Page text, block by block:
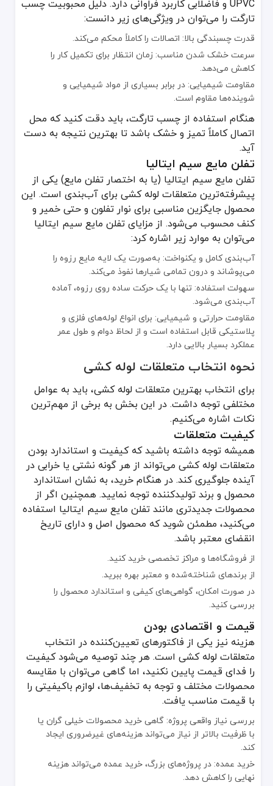
UPVC و فاضلابی کاربرد فراوانی دارد. دلیل محبوبیت چسب
تارگت را می‌توان در ویژگی‌های زیر دانست:
قدرت چسبندگی بالا: اتصالات را کاملاً محکم می‌کند.
سرعت خشک شدن مناسب: زمان انتظار برای تکمیل کار را
کاهش می‌دهد.
مقاومت شیمیایی: در برابر بسیاری از مواد شیمیایی و
شوینده‌ها مقاوم است.
هنگام استفاده از چسب تارگت، باید دقت کنید که محل
اتصال کاملاً تمیز و خشک باشد تا بهترین نتیجه به دست
آید.
تفلن مایع سیم ایتالیا
تفلن مایع سیم ایتالیا (یا به اختصار تفلن مایع) یکی از
پیشرفته‌ترین متعلقات لوله کشی برای آب‌بندی است. این
محصول جایگزین مناسبی برای نوار تفلون و حتی خمیر و
کنف محسوب می‌شود. از مزایای تفلن مایع سیم ایتالیا
می‌توان به موارد زیر اشاره کرد:
آب‌بندی کامل و یکنواخت: به‌صورت یک لایه مایع رزوه را
می‌پوشاند و درون تمامی شیارها نفوذ می‌کند.
سهولت استفاده: تنها با یک حرکت ساده روی رزوه، آماده
آب‌بندی می‌شود.
مقاومت حرارتی و شیمیایی: برای انواع لوله‌های فلزی و
پلاستیکی قابل استفاده است و از لحاظ دوام و طول عمر
عملکرد بسیار بالایی دارد.
نحوه انتخاب متعلقات لوله کشی
برای انتخاب بهترین متعلقات لوله کشی، باید به عوامل
مختلفی توجه داشت. در این بخش به برخی از مهم‌ترین
نکات اشاره می‌کنیم.
کیفیت متعلقات
همیشه توجه داشته باشید که کیفیت و استاندارد بودن
متعلقات لوله کشی می‌تواند از هر گونه نشتی یا خرابی در
آینده جلوگیری کند. در هنگام خرید، به نشان استاندارد
محصول و برند تولیدکننده توجه نمایید. همچنین اگر از
محصولات جدیدتری مانند تفلن مایع سیم ایتالیا استفاده
می‌کنید، مطمئن شوید که محصول اصل و دارای تاریخ
انقضای معتبر باشد.
از فروشگاه‌ها و مراکز تخصصی خرید کنید.
از برندهای شناخته‌شده و معتبر بهره ببرید.
در صورت امکان، گواهی‌های کیفی و استاندارد محصول را
بررسی کنید.
قیمت و اقتصادی بودن
هزینه نیز یکی از فاکتورهای تعیین‌کننده در انتخاب
متعلقات لوله کشی است. هر چند توصیه می‌شود کیفیت
را فدای قیمت پایین نکنید، اما گاهی می‌توان با مقایسه
محصولات مختلف و توجه به تخفیف‌ها، لوازم باکیفیتی را
با قیمت مناسب یافت.
بررسی نیاز واقعی پروژه: گاهی خرید محصولات خیلی گران یا
با ظرفیت بالاتر از نیاز می‌تواند هزینه‌های غیرضروری ایجاد
کند.
خرید عمده: در پروژه‌های بزرگ، خرید عمده می‌تواند هزینه
نهایی را کاهش دهد.